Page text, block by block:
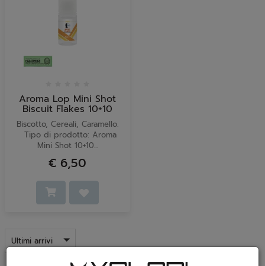
Aroma Lop Mini Shot
Biscuit Flakes 10+10
Biscotto, Cereali, Caramello.
Tipo di prodotto: Aroma
Mini Shot 10+10...
€ 6,50
Ultimi arrivi